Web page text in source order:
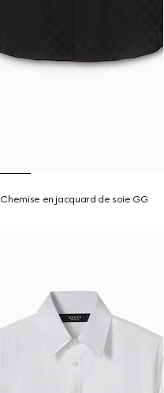
Chemise en jacquard de soie GG